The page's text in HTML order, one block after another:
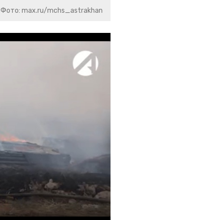
Фото: max.ru/mchs_astrakhan